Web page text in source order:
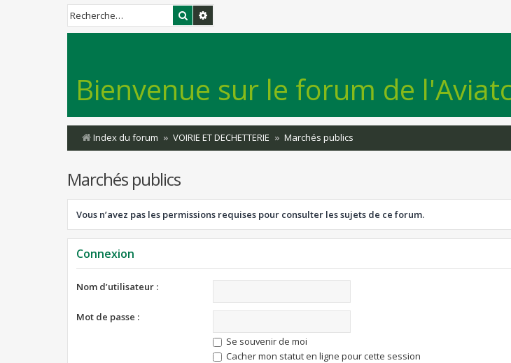
Rechercher
Bienvenue sur le forum de
Index du forum VOIRIE ET DECHETTERIE Marchés publics
Marchés publics
Vous n’avez pas les permissions requises pour consulter les sujets de ce forum.
Connexion
Nom d’utilisateur :
Mot de passe :
Se souvenir de moi
Cacher mon statut en ligne pour cette session